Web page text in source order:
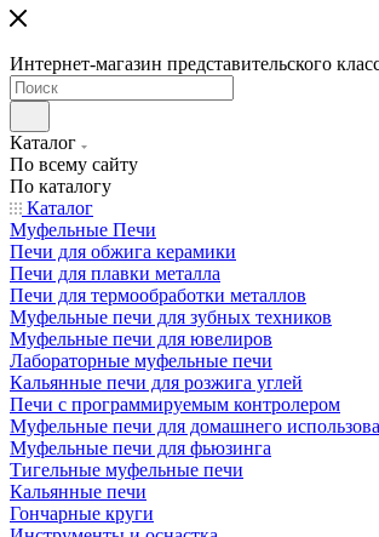
Интернет-магазин представительского
Каталог
По всему сайту
По каталогу
Каталог
Муфельные Печи
Печи для обжига керамики
Печи для плавки металла
Печи для термообработки металлов
Муфельные печи для зубных техников
Муфельные печи для ювелиров
Лабораторные муфельные печи
Кальянные печи для розжига углей
Печи с программируемым контролером
Муфельные печи для домашнего
Муфельные печи для фьюзинга
Тигельные муфельные печи
Кальянные печи
Гончарные круги